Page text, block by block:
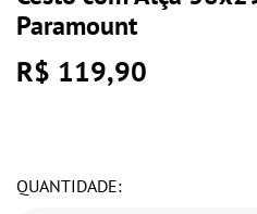
Paramount
R$ 119,90
QUANTIDADE: